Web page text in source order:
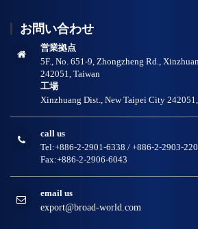
お問い合わせ
営業拠点
5F., No. 651-9, Zhongzheng Rd.,
242051, Taiwan
工場
Xinzhuang Dist., New Taipei City
call us
Tel:+886-2-2901-6338 / +886-2-2903-
Fax:+886-2-2906-6043
email us
export@broad-world.com